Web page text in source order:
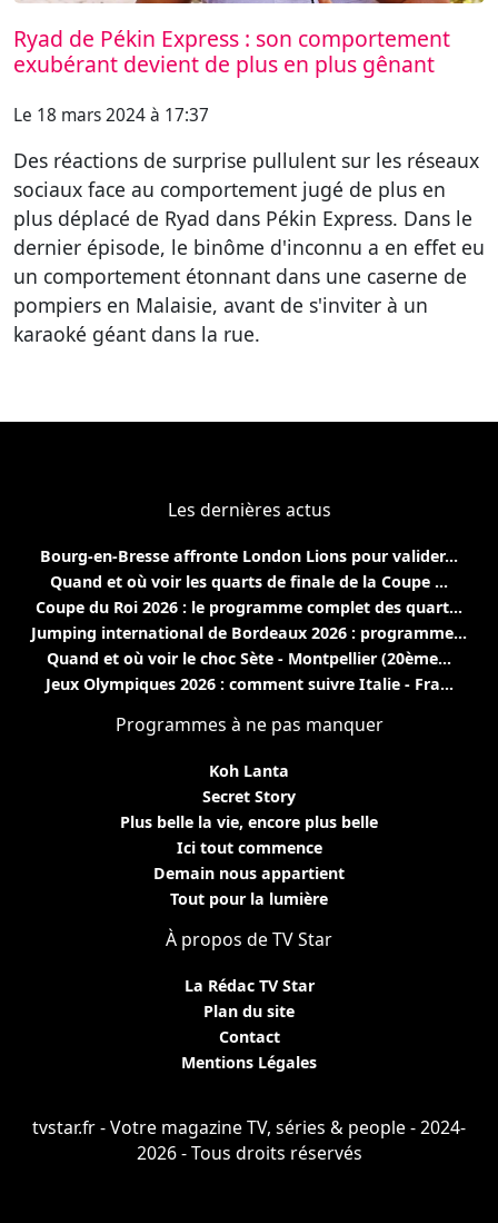
Ryad de Pékin Express : son comportement
exubérant devient de plus en plus gênant
Le 18 mars 2024 à 17:37
Des réactions de surprise pullulent sur les réseaux
sociaux face au comportement jugé de plus en
plus déplacé de Ryad dans Pékin Express. Dans le
dernier épisode, le binôme d'inconnu a en effet eu
un comportement étonnant dans une caserne de
pompiers en Malaisie, avant de s'inviter à un
karaoké géant dans la rue.
Les dernières actus
Bourg-en-Bresse affronte London Lions pour valider...
Quand et où voir les quarts de finale de la Coupe ...
Coupe du Roi 2026 : le programme complet des quart...
Jumping international de Bordeaux 2026 : programme...
Quand et où voir le choc Sète - Montpellier (20ème...
Jeux Olympiques 2026 : comment suivre Italie - Fra...
Programmes à ne pas manquer
Koh Lanta
Secret Story
Plus belle la vie, encore plus belle
Ici tout commence
Demain nous appartient
Tout pour la lumière
À propos de TV Star
La Rédac TV Star
Plan du site
Contact
Mentions Légales
tvstar.fr - Votre magazine TV, séries & people - 2024-
2026 - Tous droits réservés